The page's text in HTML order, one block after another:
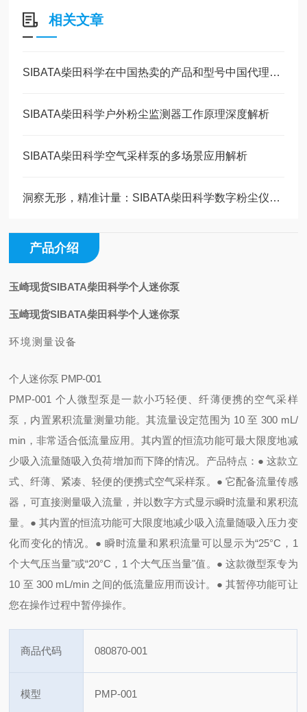
相关文章
SIBATA柴田科学在中国热卖的产品和型号中国代理商玉崎科学全部有现货供应
SIBATA柴田科学户外粉尘监测器工作原理深度解析
SIBATA柴田科学空气采样泵的多场景应用解析
洞察无形，精准计量：SIBATA柴田科学数字粉尘仪技术全解析
产品介绍
玉崎现货SIBATA柴田科学个人迷你泵
玉崎现货SIBATA柴田科学个人迷你泵
环境测量设备
个人迷你泵 PMP-001
PMP-001 个人微型泵是一款小巧轻便、纤薄便携的空气采样
泵，内置累积流量测量功能。其流量设定范围为 10 至 300 mL/
min，非常适合低流量应用。其内置的恒流功能可最大限度地减
少吸入流量随吸入负荷增加而下降的情况。产品特点： ● 这款立
式、纤薄、紧凑、轻便的便携式空气采样泵。 ● 它配备流量传感
器，可直接测量吸入流量，并以数字方式显示瞬时流量和累积流
量。 ● 其内置的恒流功能可大限度地减少吸入流量随吸入压力变
化而变化的情况。 ● 瞬时流量和累积流量可以显示为“25°C，1
个大气压当量"或“20°C，1 个大气压当量"值。 ● 这款微型泵专为
10 至 300 mL/min 之间的低流量应用而设计。 ● 其暂停功能可让
您在操作过程中暂停操作。
商品代码 080870-001
模型 PMP-001